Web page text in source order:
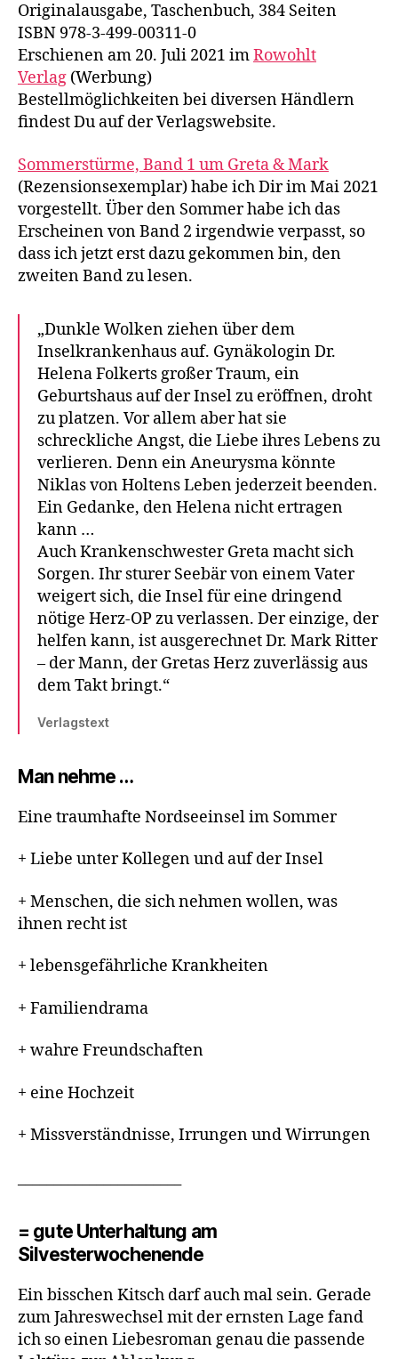
Originalausgabe, Taschenbuch, 384 Seiten
ISBN 978-3-499-00311-0
Erschienen am 20. Juli 2021 imRowohlt
Verlag (Werbung)
Bestellmöglichkeiten bei diversen Händlern
findest Du auf der Verlagswebsite.
Sommerstürme, Band 1 um Greta & Mark
(Rezensionsexemplar) habe ich Dir im Mai 2021
vorgestellt. Über den Sommer habe ich das
Erscheinen von Band 2 irgendwie verpasst, so
dass ich jetzt erst dazu gekommen bin, den
zweiten Band zu lesen.
„Dunkle Wolken ziehen über dem
Inselkrankenhaus auf. Gynäkologin Dr.
Helena Folkerts großer Traum, ein
Geburtshaus auf der Insel zu eröffnen, droht
zu platzen. Vor allem aber hat sie
schreckliche Angst, die Liebe ihres Lebens zu
verlieren. Denn ein Aneurysma könnte
Niklas von Holtens Leben jederzeit beenden.
Ein Gedanke, den Helena nicht ertragen
kann …
Auch Krankenschwester Greta macht sich
Sorgen. Ihr sturer Seebär von einem Vater
weigert sich, die Insel für eine dringend
nötige Herz-OP zu verlassen. Der einzige, der
helfen kann, ist ausgerechnet Dr. Mark Ritter
– der Mann, der Gretas Herz zuverlässig aus
dem Takt bringt.“
Verlagstext
Man nehme …
Eine traumhafte Nordseeinsel im Sommer
+ Liebe unter Kollegen und auf der Insel
+ Menschen, die sich nehmen wollen, was
ihnen recht ist
+ lebensgefährliche Krankheiten
+ Familiendrama
+ wahre Freundschaften
+ eine Hochzeit
+ Missverständnisse, Irrungen und Wirrungen
= gute Unterhaltung am
Silvesterwochenende
Ein bisschen Kitsch darf auch mal sein. Gerade
zum Jahreswechsel mit der ernsten Lage fand
ich so einen Liebesroman genau die passende